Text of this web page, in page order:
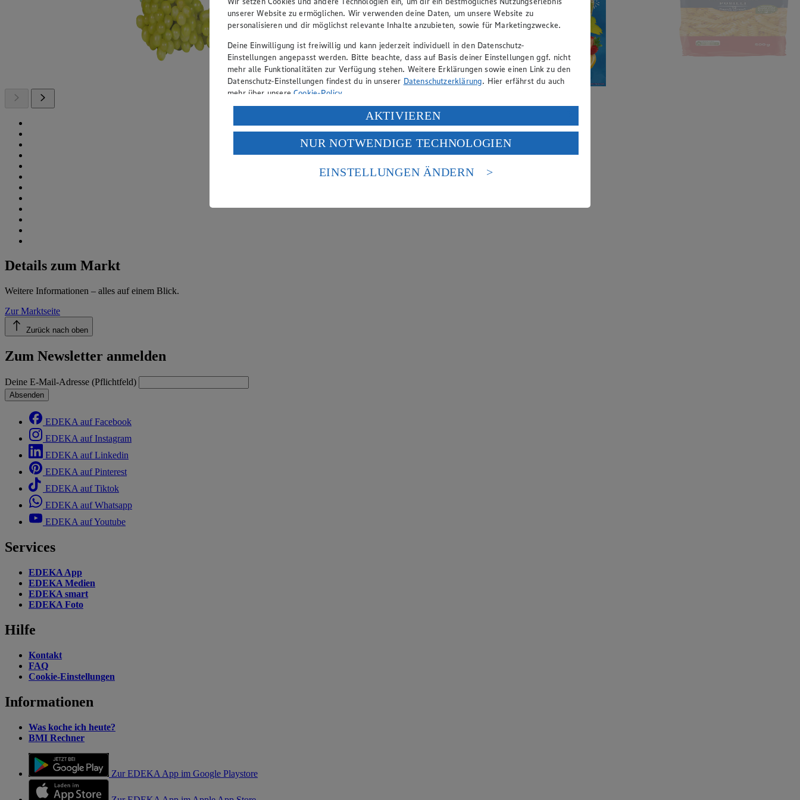
Details zum Markt
Weitere Informationen – alles auf einem Blick.
Zur Marktseite
Zurück nach oben
Zum Newsletter anmelden
Deine E-Mail-Adresse (Pflichtfeld)
Absenden
EDEKA auf Facebook
EDEKA auf Instagram
EDEKA auf Linkedin
EDEKA auf Pinterest
EDEKA auf Tiktok
EDEKA auf Whatsapp
EDEKA auf Youtube
Services
EDEKA App
EDEKA Medien
EDEKA smart
EDEKA Foto
Hilfe
Kontakt
FAQ
Cookie-Einstellungen
Informationen
Was koche ich heute?
BMI Rechner
Zur EDEKA App im Google Playstore
unserer Website zu ermöglichen. Wir verwenden deine Daten, um unsere Website zu
personalisieren und dir möglichst relevante Inhalte anzubieten, sowie für Marketingzwecke.
Deine Einwilligung ist freiwillig und kann jederzeit individuell in den Datenschutz-
Einstellungen angepasst werden. Bitte beachte, dass auf Basis deiner Einstellungen ggf. nicht
mehr alle Funktionalitäten zur Verfügung stehen. Weitere Erklärungen sowie einen Link zu den
Datenschutz-Einstellungen findest du in unserer Datenschutzerklärung. Hier erfährst du auch
mehr über unsereCookie-Policy.
Verarbeitung deiner personenbezogenen Daten in den USA durch Facebook und YouTube:
Wenn du auf „Aktivieren“ klickst, willigst du im Sinne des Art. 49 Abs. 1 Satz 1 lit. a) DSGVO
ein, dass deine Daten in den USA verarbeitet werden. Der EuGH sieht die USA als Land mit
einem nach europäischen Standards nicht angemessenen Datenschutzniveau an. Es besteht das
Risiko eines Zugriffs durch US-amerikanische Behörden.
AKTIVIEREN
NUR NOTWENDIGE TECHNOLOGIEN
EINSTELLUNGEN ÄNDERN